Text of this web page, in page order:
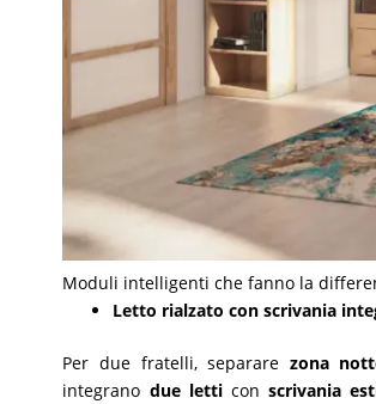
Moduli intelligenti che fanno la
Letto rialzato con scrivania
Per due fratelli, separare zona
integrano due letticon scrivania